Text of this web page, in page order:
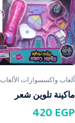
ألعاب واكسسوارات الألعاب
ماكينة تلوين شعر
420 EGP